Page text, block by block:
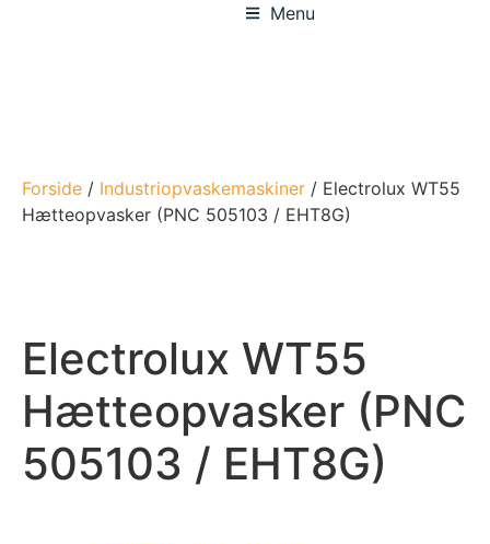
Menu
Forside / Industriopvaskemaskiner / Electrolux WT55
Hætteopvasker (PNC 505103 / EHT8G)
Electrolux WT55
Hætteopvasker (PNC
505103 / EHT8G)